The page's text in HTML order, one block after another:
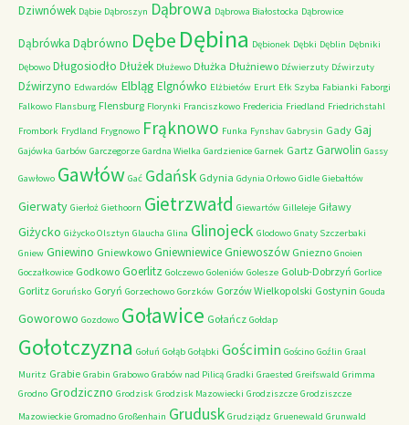
Dziwnówek Dąbie Dąbroszyn Dąbrowa Dąbrowa Białostocka Dąbrowice
Dąbrówka Dąbrówno Dębe Dębina Dębionek Dębki Dęblin Dębniki
Dębowo Długosiodło Dłużek Dłużewo Dłużka Dłużniewo Dźwierzuty Dźwirzuty
Dźwirzyno Edwardów Elbląg Elgnówko Elżbietów Erurt Ełk Szyba Fabianki Faborgi
Falkowo Flansburg Flensburg Florynki Franciszkowo Fredericia Friedland Friedrichstahl
Frombork Frydland Frygnowo Frąknowo Funka Fynshav Gabrysin Gady Gaj
Gajówka Garbów Garczegorze Gardna Wielka Gardzienice Garnek Gartz Garwolin Gassy
Gawłowo Gawłów Gać Gdańsk Gdynia Gdynia Orłowo Gidle Giebałtów
Gierwaty Gierłoż Giethoorn Gietrzwałd Giewartów Gilleleje Giławy
Giżycko Giżycko Olsztyn Glaucha Glina Glinojeck Glodowo Gnaty Szczerbaki
Gniew Gniewino Gniewkowo GniewniewiceGniewoszów Gniezno Gnoien
Goczałkowice Godkowo Goerlitz Golczewo Goleniów Golesze Golub-Dobrzyń Gorlice
Gorlitz Goruńsko Goryń Gorzechowo Gorzków Gorzów Wielkopolski Gostynin Gouda
Goworowo Gozdowo Goławice Gołańcz Gołdap
Gołotczyzna Gołuń Gołąb Gołąbki Gościmin Gościno Goźlin Graal
Muritz Grabie Grabin Grabowo Grabów nad Pilicą Gradki Graested Greifswald Grimma
Grodno Grodziczno Grodzisk Grodzisk Mazowiecki Grodziszcze Grodziszcze
Mazowieckie Gromadno Großenhain Grudusk Grudziądz Gruenewald Grunwald